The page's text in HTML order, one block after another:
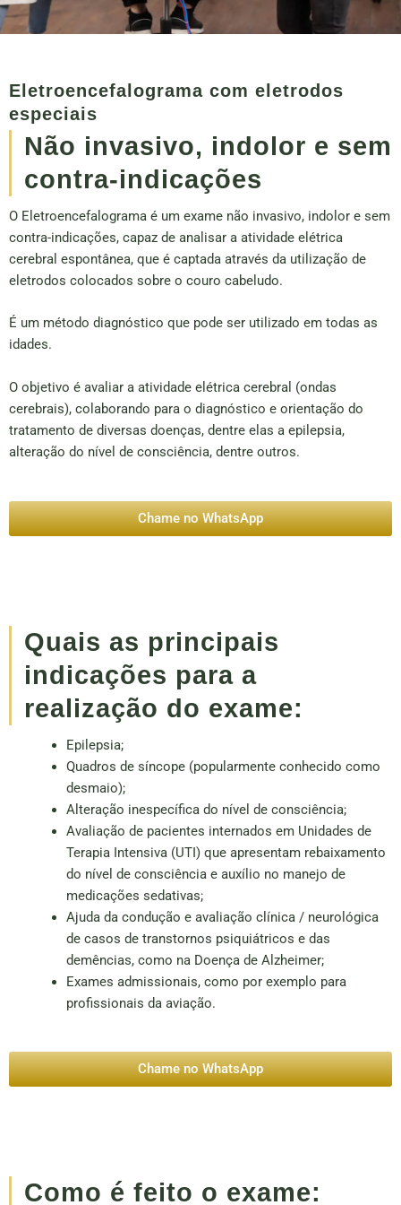
Eletroencefalograma com eletrodos
especiais
Não invasivo, indolor e sem
contra-indicações
O Eletroencefalograma é um exame não invasivo, indolor e sem
contra-indicações, capaz de analisar a atividade elétrica
cerebral espontânea, que é captada através da utilização de
eletrodos colocados sobre o couro cabeludo.
É um método diagnóstico que pode ser utilizado em todas as
idades.
O objetivo é avaliar a atividade elétrica cerebral (ondas
cerebrais), colaborando para o diagnóstico e orientação do
tratamento de diversas doenças, dentre elas a epilepsia,
alteração do nível de consciência, dentre outros.
Chame no WhatsApp
Quais as principais
indicações para a
realização do exame:
Epilepsia;
Quadros de síncope (popularmente conhecido como
desmaio);
Alteração inespecífica do nível de consciência;
Avaliação de pacientes internados em Unidades de
Terapia Intensiva (UTI) que apresentam rebaixamento
do nível de consciência e auxílio no manejo de
medicações sedativas;
Ajuda da condução e avaliação clínica / neurológica
de casos de transtornos psiquiátricos e das
demências, como na Doença de Alzheimer;
Exames admissionais, como por exemplo para
profissionais da aviação.
Chame no WhatsApp
Como é feito o exame: